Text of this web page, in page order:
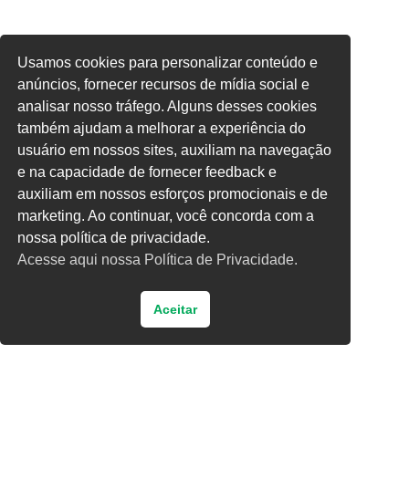
Usamos cookies para personalizar conteúdo e
anúncios, fornecer recursos de mídia social e
analisar nosso tráfego. Alguns desses cookies
também ajudam a melhorar a experiência do
usuário em nossos sites, auxiliam na navegação
e na capacidade de fornecer feedback e
auxiliam em nossos esforços promocionais e de
marketing. Ao continuar, você concorda com a
nossa política de privacidade.
Acesse aqui nossa Política de Privacidade.
Aceitar